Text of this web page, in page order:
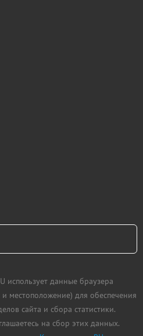
использует данные браузера
местоположение) для обеспечения
сайта и сбора статистики.
на сбор этих данных.